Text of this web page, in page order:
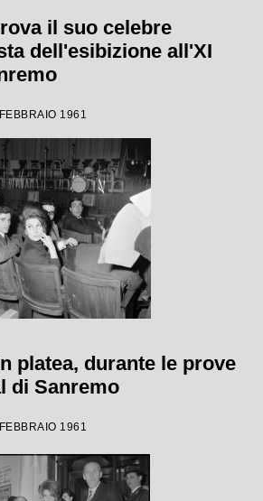
il suo celebre
dell'esibizione all'XI
1961
platea, durante le prove
di Sanremo
1961